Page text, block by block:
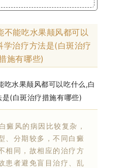
不能吃水果颠风都可以
学治疗方法是(白斑治疗
施有哪些)
风的病因比较复杂，
、分期较多，不同白癜
相同，故相应的治疗方
患者避免盲目治疗、乱